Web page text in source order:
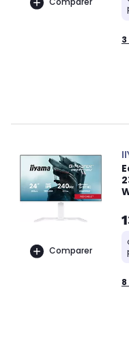
Comparer